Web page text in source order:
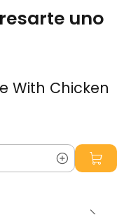
uno
With Chicken